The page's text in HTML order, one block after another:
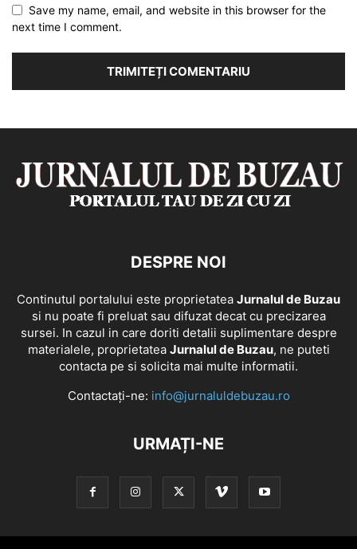
Save my name, email, and website in this browser for the
next time I comment.
DESPRE NOI
Continutul portalului este proprietatea Jurnalul de Buzau
si nu poate fi preluat sau difuzat decat cu precizarea
sursei. In cazul in care doriti detalii suplimentare despre
materialele, proprietatea Jurnalul de Buzau, ne puteti
contacta pe si solicita mai multe informatii.
Contactați-ne: info@jurnaluldebuzau.ro
URMAȚI-NE